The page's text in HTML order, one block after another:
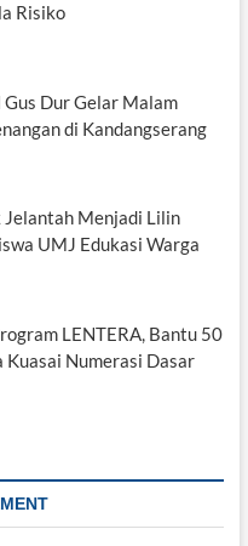
Risiko
Dur Gelar Malam
di Kandangserang
Menjadi Lilin
UMJ Edukasi Warga
LENTERA, Bantu 50
Kuasai Numerasi Dasar